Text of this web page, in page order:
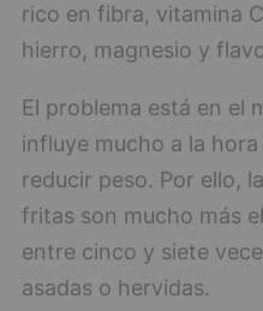
rico en fibra, vitamina
hierro, magnesio y
El problema está en el
influye mucho a la
reducir peso. Por ello,
fritas son mucho más
entre cinco y siete
asadas o hervidas.